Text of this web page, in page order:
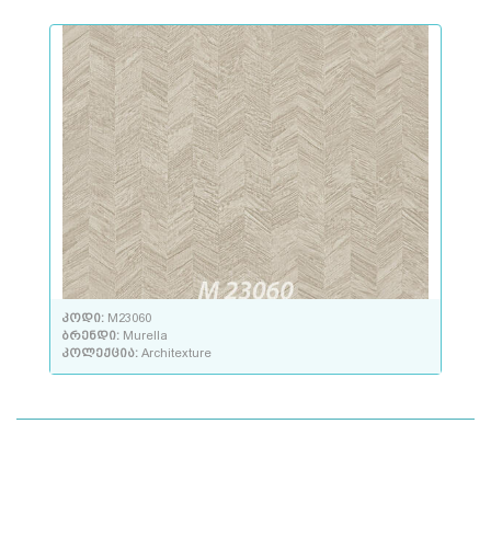
კოდი: M23060
ბრენდი: Murella
კოლექცია: Architexture